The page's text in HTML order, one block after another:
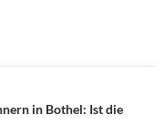
in Bothel: Ist die